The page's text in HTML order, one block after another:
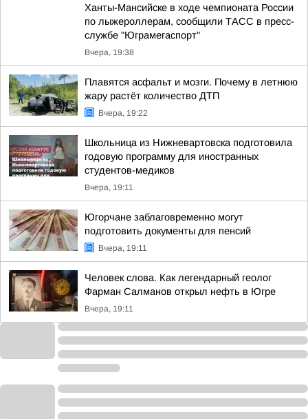
Ханты-Мансийске в ходе чемпионата России
по лыжероллерам, сообщили ТАСС в пресс-
службе "Юграмегаспорт"
Вчера, 19:38
Плавятся асфальт и мозги. Почему в летнюю
жару растёт количество ДТП
Вчера, 19:22
Школьница из Нижневартовска подготовила
годовую программу для иностранных
студентов-медиков
Вчера, 19:11
Югорчане заблаговременно могут
подготовить документы для пенсий
Вчера, 19:11
Человек слова. Как легендарный геолог
Фарман Салманов открыл нефть в Югре
Вчера, 19:11